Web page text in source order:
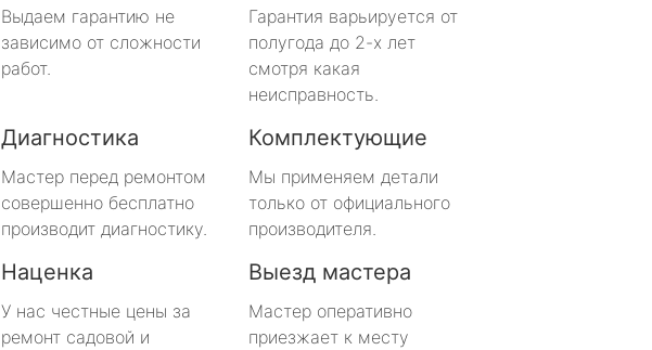
Выдаем гарантию не
зависимо от сложности
работ.
Гарантия варьируется от
полугода до 2-х лет
смотря какая
неисправность.
Диагностика
Мастер перед ремонтом
совершенно бесплатно
производит диагностику.
Комплектующие
Мы применяем детали
только от официального
производителя.
Наценка
У нас честные цены за
ремонт садовой и
Выезд мастера
Мастер оперативно
приезжает к месту